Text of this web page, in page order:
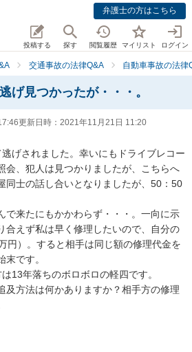
弁護士の方はこちら
投稿する 探す 閲覧履歴 マイリスト ログイン
交通事故の法律Q&A 自動車事故の法律
げ見つかったが・・・。
更新日時： 2021年11月21日 11:20
げされました。幸いにもドライブレコー
会、犯人は見つかりましたが、こちらへ
同士の話し合いとなりましたが、50：50
来たにもかかわらず・・・。一向に示
合えず私は早く修理したいので、自分の
円）。すると相手は同じ額の修理代金を
末です。
13年落ちのボロボロの軽四です。
方法は何かありますか？相手方の修理